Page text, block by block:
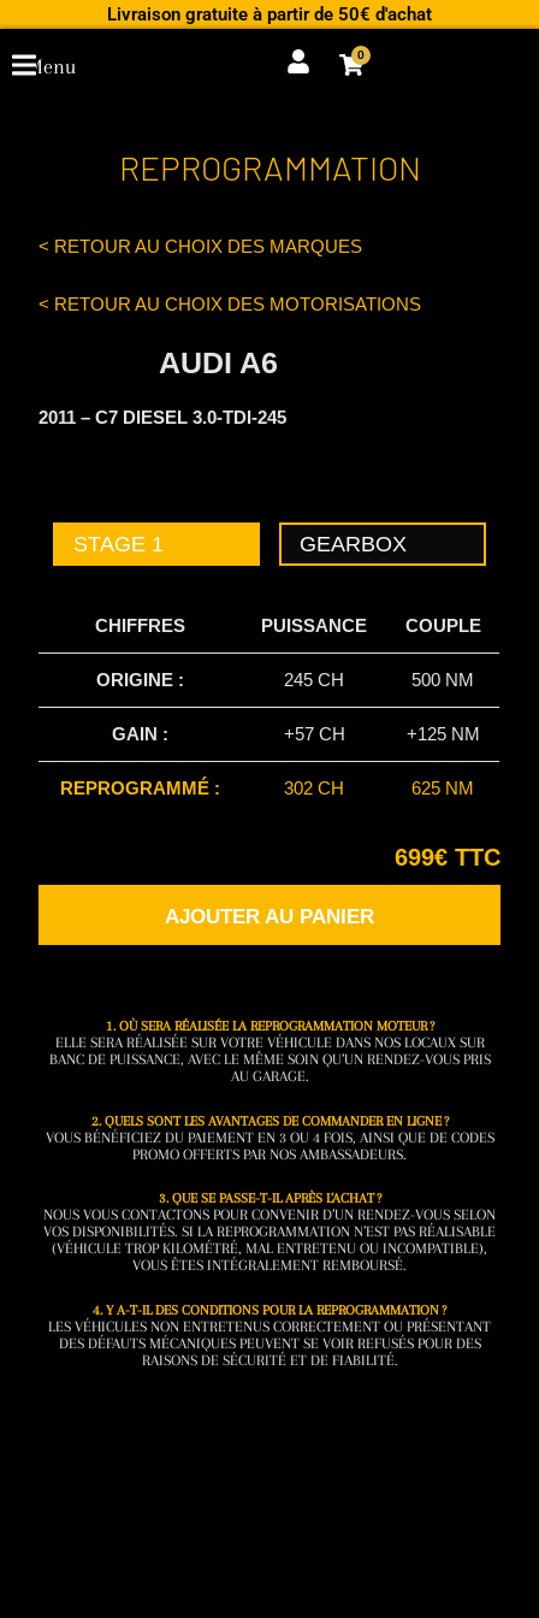
contenu
Livraison gratuite à partir de 50€ d'achat
0
Cart
Menu
REPROGRAMMATION
< RETOUR AU CHOIX DES MARQUES
< RETOUR AU CHOIX DES MOTORISATIONS
AUDI A6
2011 – C7 DIESEL 3.0-TDI-245
STAGE 1 GEARBOX
CHIFFRES PUISSANCE COUPLE
ORIGINE : 245 CH 500 NM
GAIN : +57 CH +125 NM
REPROGRAMMÉ : 302 CH 625 NM
699€ TTC
AJOUTER AU PANIER
1. OÙ SERA RÉALISÉE LA REPROGRAMMATION MOTEUR ?
ELLE SERA RÉALISÉE SUR VOTRE VÉHICULE DANS NOS LOCAUX SUR
BANC DE PUISSANCE, AVEC LE MÊME SOIN QU’UN RENDEZ-VOUS PRIS
AU GARAGE.
2. QUELS SONT LES AVANTAGES DE COMMANDER EN LIGNE ?
VOUS BÉNÉFICIEZ DU PAIEMENT EN 3 OU 4 FOIS, AINSI QUE DE CODES
PROMO OFFERTS PAR NOS AMBASSADEURS.
3. QUE SE PASSE-T-IL APRÈS L’ACHAT ?
NOUS VOUS CONTACTONS POUR CONVENIR D’UN RENDEZ-VOUS SELON
VOS DISPONIBILITÉS. SI LA REPROGRAMMATION N’EST PAS RÉALISABLE
(VÉHICULE TROP KILOMÉTRÉ, MAL ENTRETENU OU INCOMPATIBLE),
VOUS ÊTES INTÉGRALEMENT REMBOURSÉ.
4. Y A-T-IL DES CONDITIONS POUR LA REPROGRAMMATION ?
LES VÉHICULES NON ENTRETENUS CORRECTEMENT OU PRÉSENTANT
DES DÉFAUTS MÉCANIQUES PEUVENT SE VOIR REFUSÉS POUR DES
RAISONS DE SÉCURITÉ ET DE FIABILITÉ.